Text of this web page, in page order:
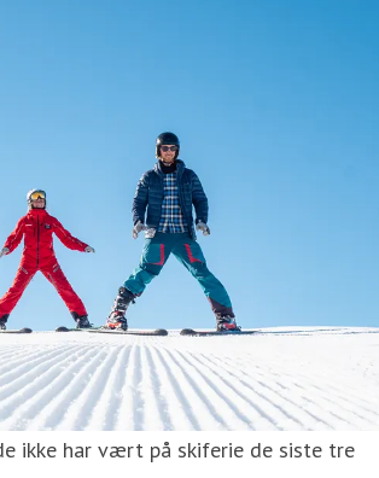
ikke har vært på skiferie de siste tre